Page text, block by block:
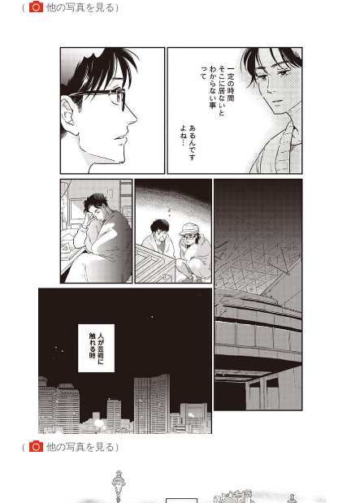
（ 他の写真を見る ）
（ 他の写真を見る ）